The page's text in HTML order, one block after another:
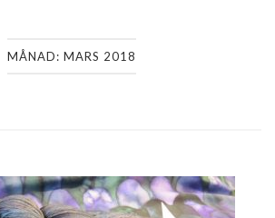
MÅNAD: MARS 2018